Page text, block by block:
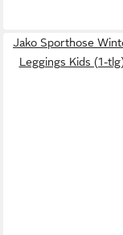
Jako Sporthose
Leggings Kids (1-